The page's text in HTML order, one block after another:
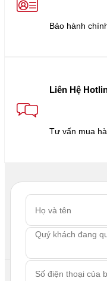
Bảo hành
Liên Hệ
Tư vấn mua